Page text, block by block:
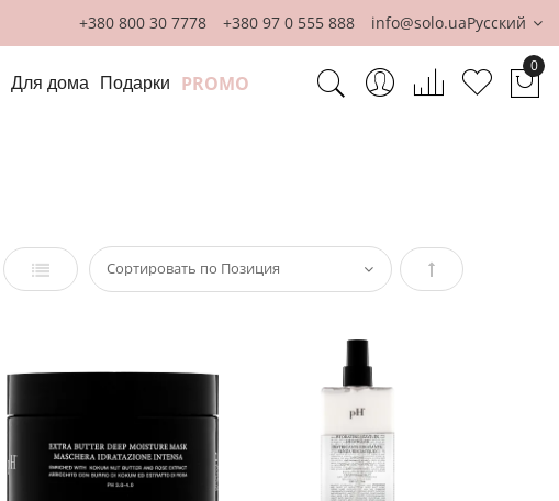
+380 800 30 7778 +380 97 0 555 888 info@solo.uaРусский
Для дома Подарки PROMO
0
Список
Задать